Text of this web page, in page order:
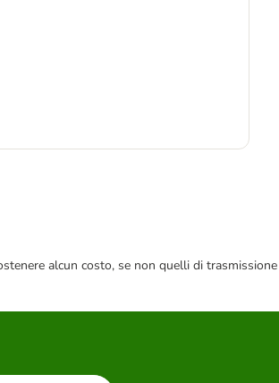
alcun costo, se non quelli di trasmissione